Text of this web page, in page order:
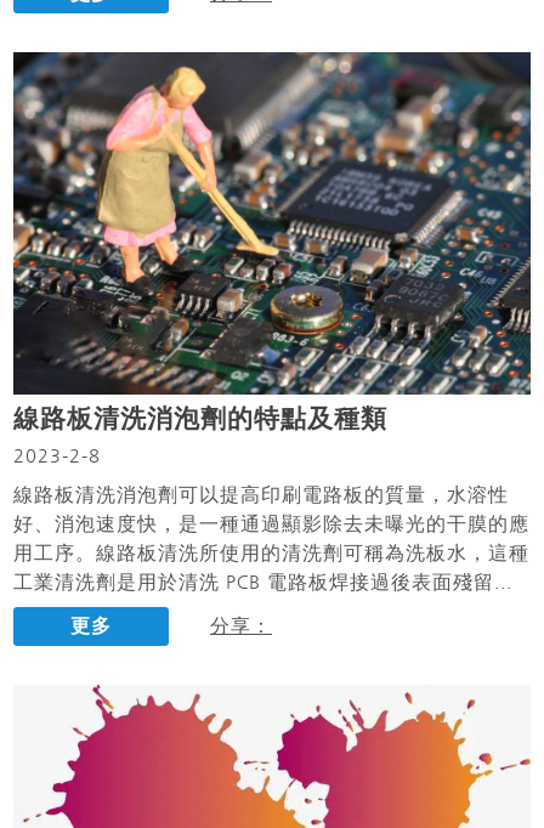
線路板清洗消泡劑的特點及種類
2023-2-8
線路板清洗消泡劑可以提高印刷電路板的質量，水溶性
好、消泡速度快，是一種通過顯影除去未曝光的干膜的應
用工序。線路板清洗所使用的清洗劑可稱為洗板水，這種
工業清洗劑是用於清洗 PCB 電路板焊接過後表面殘留...
更多
分享：